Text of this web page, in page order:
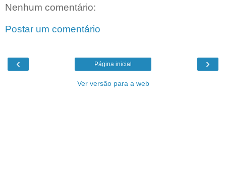
Nenhum comentário:
Postar um comentário
‹ ›
Página inicial
Ver versão para a web